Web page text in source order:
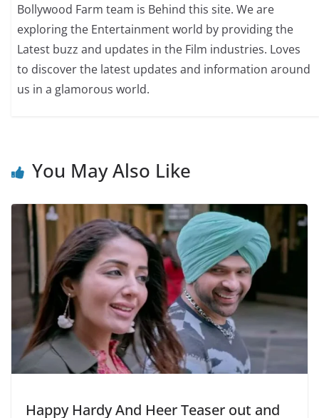
Bollywood Farm team is Behind this site. We are
exploring the Entertainment world by providing the
Latest buzz and updates in the Film industries. Loves
to discover the latest updates and information around
us in a glamorous world.
You May Also Like
Happy Hardy And Heer Teaser out and